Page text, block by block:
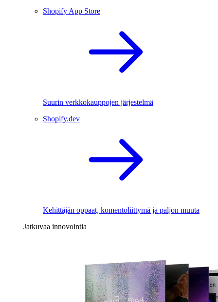
Shopify App Store
Suurin verkkokauppojen järjestelmä
Shopify.dev
Kehittäjän oppaat, komentoliittymä ja paljon muuta
Jatkuvaa innovointia